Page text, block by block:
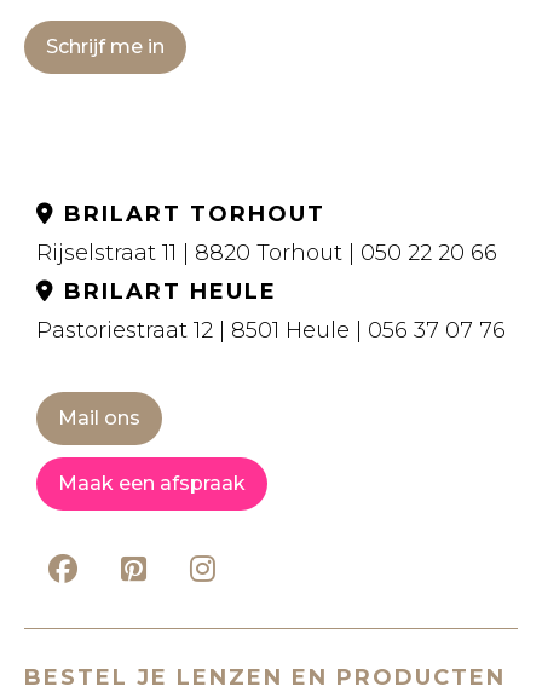
Schrijf me in
BRILART TORHOUT
Rijselstraat 11 | 8820 Torhout | 050 22 20 66
BRILART HEULE
Pastoriestraat 12 | 8501 Heule | 056 37 07 76
Mail ons
Maak een afspraak
BESTEL JE LENZEN EN PRODUCTEN